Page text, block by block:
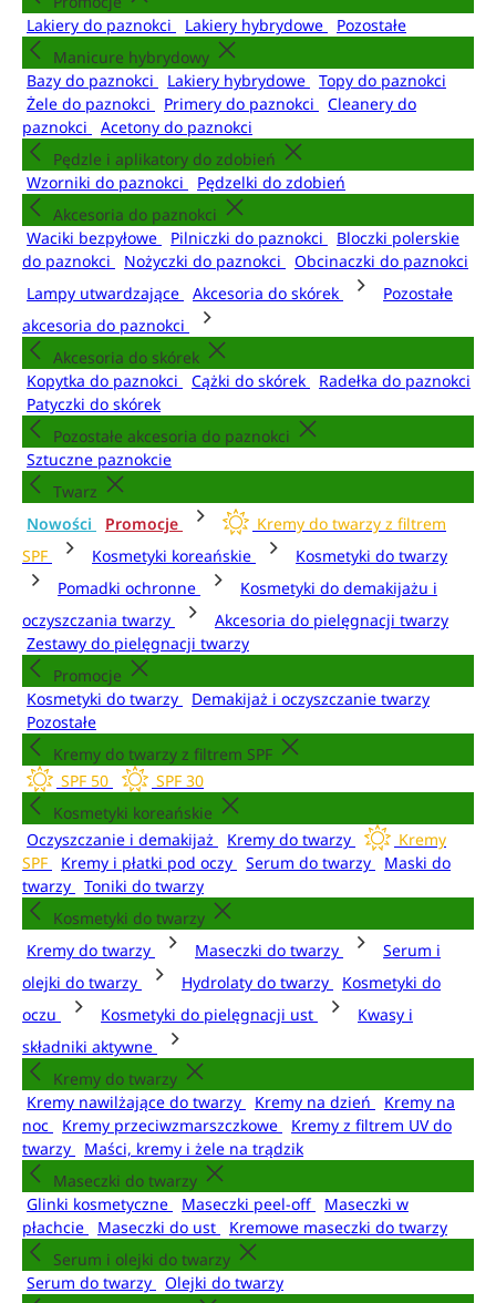
Lakiery do paznokci
Lakiery hybrydowe
Pozostałe
Manicure hybrydowy
Bazy do paznokci
Lakiery hybrydowe
Topy do paznokci
Żele do paznokci
Primery do paznokci
Cleanery do
paznokci
Acetony do paznokci
Pędzle i aplikatory do zdobień
Wzorniki do paznokci
Pędzelki do zdobień
Akcesoria do paznokci
Waciki bezpyłowe
Pilniczki do paznokci
Bloczki polerskie
do paznokci
Nożyczki do paznokci
Obcinaczki do paznokci
Lampy utwardzające
Akcesoria do skórek
Pozostałe
akcesoria do paznokci
Akcesoria do skórek
Kopytka do paznokci
Cążki do skórek
Radełka do paznokci
Patyczki do skórek
Pozostałe akcesoria do paznokci
Sztuczne paznokcie
Twarz
Nowości
Promocje
Kremy do twarzy z filtrem
SPF
Kosmetyki koreańskie
Kosmetyki do twarzy
Pomadki ochronne
Kosmetyki do demakijażu i
oczyszczania twarzy
Akcesoria do pielęgnacji twarzy
Zestawy do pielęgnacji twarzy
Promocje
Kosmetyki do twarzy
Demakijaż i oczyszczanie twarzy
Pozostałe
Kremy do twarzy z filtrem SPF
SPF 50
SPF 30
Kosmetyki koreańskie
Oczyszczanie i demakijaż
Kremy do twarzy
Kremy
SPF
Kremy i płatki pod oczy Serum do twarzy
Maski do
twarzy
Toniki do twarzy
Kosmetyki do twarzy
Kremy do twarzy
Maseczki do twarzy
Serum i
olejki do twarzy
Hydrolaty do twarzy
Kosmetyki do
oczu
Kosmetyki do pielęgnacji ust
Kwasy i
składniki aktywne
Kremy do twarzy
Kremy nawilżające do twarzy
Kremy na dzień
Kremy na
noc
Kremy przeciwzmarszczkowe
Kremy z filtrem UV do
twarzy
Maści, kremy i żele na trądzik
Maseczki do twarzy
Glinki kosmetyczne
Maseczki peel-off
Maseczki w
płachcie
Maseczki do ust
Kremowe maseczki do twarzy
Serum i olejki do twarzy
Serum do twarzy
Olejki do twarzy